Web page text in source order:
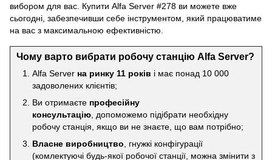
вибором для вас. Купити Alfa Server #278 ви можете вже
сьогодні, забезпечивши себе інструментом, який працюватиме
на вас з максимальною ефективністю.
Чому варто вибрати робочу станцію Alfa Server?
Alfa Server на ринку 11 років і має понад 10 000
задоволених клієнтів;
Ви отримаєте професійну
консультацію , допоможемо підібрати необхідну
робочу станція, якщо ви не знаєте, що вам потрібно;
Власне виробництво, гнужкі конфігурації
(комлектуючі будь-якої робочої станції, можна змінити з